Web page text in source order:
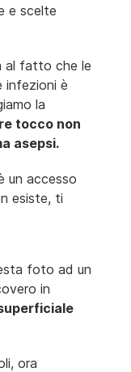
e scelte
al fatto che le
infezioni è
la
tocco non
asepsi.
un accesso
esiste, ti
foto ad un
in
ora